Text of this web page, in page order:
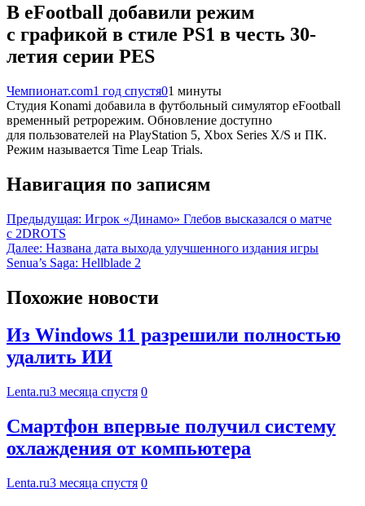
В eFootball добавили режим
с графикой в стиле PS1 в честь 30-
летия серии PES
Чемпионат.com1 год спустя01 минуты
Студия Konami добавила в футбольный симулятор eFootball
временный ретрорежим. Обновление доступно
для пользователей на PlayStation 5, Xbox Series X/S и ПК.
Режим называется Time Leap Trials.
Навигация по записям
Предыдущая: Игрок «Динамо» Глебов высказался о матче
с 2DROTS
Далее: Названа дата выхода улучшенного издания игры
Senua’s Saga: Hellblade 2
Похожие новости
Из Windows 11 разрешили полностью
удалить ИИ
Lenta.ru3 месяца спустя 0
Смартфон впервые получил систему
охлаждения от компьютера
Lenta.ru3 месяца спустя 0